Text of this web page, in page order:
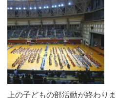
上の子どもの部活動が終わりま